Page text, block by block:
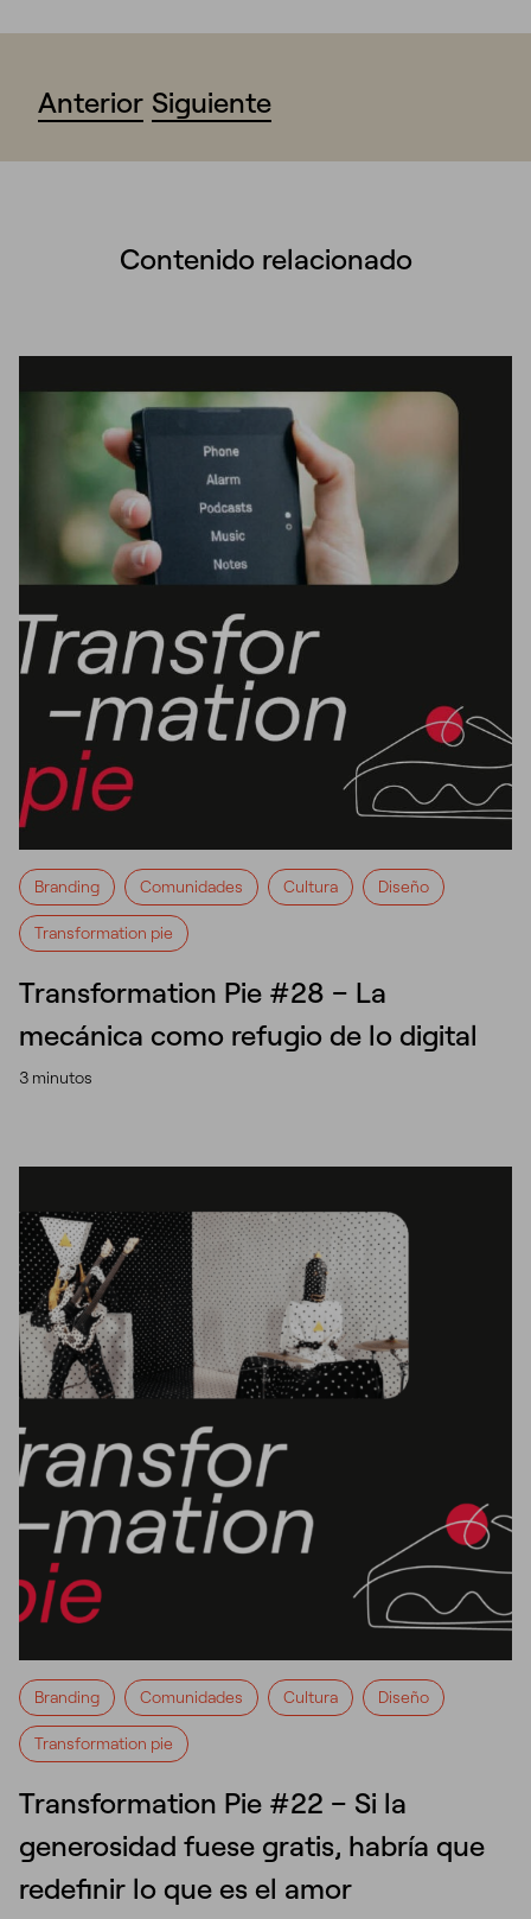
Anterior Siguiente
Contenido relacionado
Branding Comunidades Cultura Diseño
Transformation pie
Transformation Pie #28 – La
mecánica como refugio de lo digital
3 minutos
Branding Comunidades Cultura Diseño
Transformation pie
Transformation Pie #22 – Si la
generosidad fuese gratis, habría que
redefinir lo que es el amor